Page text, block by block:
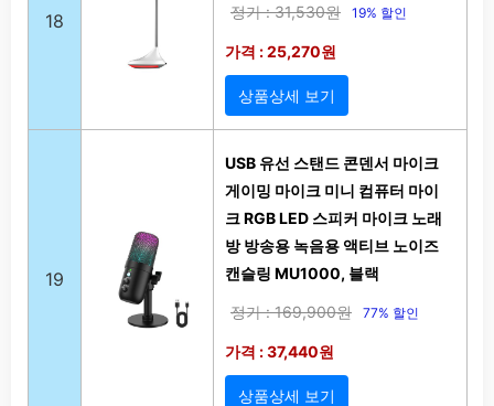
18 정가 : 31,530원 19% 할인
가격 : 25,270원
상품상세 보기
19
USB 유선 스탠드 콘덴서 마이크
게이밍 마이크 미니 컴퓨터 마이
크 RGB LED 스피커 마이크 노래
방 방송용 녹음용 액티브 노이즈
캔슬링 MU1000, 블랙
정가 : 169,900원 77% 할인
가격 : 37,440원
상품상세 보기